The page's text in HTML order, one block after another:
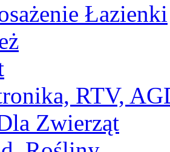
Łazienki
RTV,
Zwierząt